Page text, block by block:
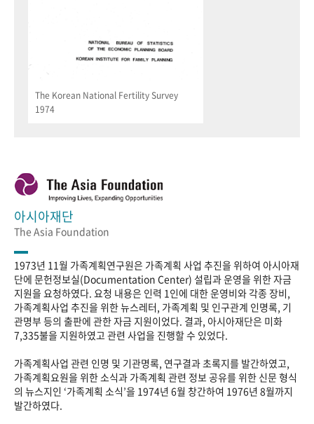
The Korean National Fertility Survey
1974
아시아재단
The Asia Foundation
1973년 11월 가족계획연구원은 가족계획 사업 추진을 위하여 아시아재
단에 문헌정보실(Documentation Center) 설립과 운영을 위한 자금
지원을 요청하였다. 요청 내용은 인력 1인에 대한 운영비와 각종 장비,
가족계획사업 추진을 위한 뉴스레터, 가족계획 및 인구관계 인명록, 기
관명부 등의 출판에 관한 자금 지원이었다. 결과, 아시아재단은 미화
7,335불을 지원하였고 관련 사업을 진행할 수 있었다.
가족계획사업 관련 인명 및 기관명록, 연구결과 초록지를 발간하였고,
가족계획요원을 위한 소식과 가족계획 관련 정보 공유를 위한 신문 형식
의 뉴스지인 ‘가족계획 소식’을 1974년 6월 창간하여 1976년 8월까지
발간하였다.